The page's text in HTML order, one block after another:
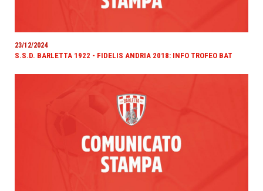
23/12/2024
S.S.D. BARLETTA 1922 - FIDELIS ANDRIA 2018: INFO TROFEO BAT